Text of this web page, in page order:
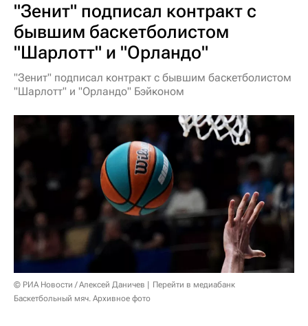
"Зенит" подписал контракт с
бывшим баскетболистом
"Шарлотт" и "Орландо"
"Зенит" подписал контракт с бывшим баскетболистом
"Шарлотт" и "Орландо" Бэйконом
© РИА Новости / Алексей Даничев
Перейти в медиабанк
Баскетбольный мяч. Архивное фото